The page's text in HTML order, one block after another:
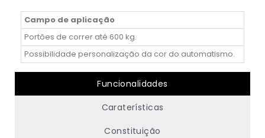
Campo de aplicação
Portões de correr até 600 kg.
Possibilidade personalização da cor do automatismo.
Funcionalidades
Caraterísticas
Constituição